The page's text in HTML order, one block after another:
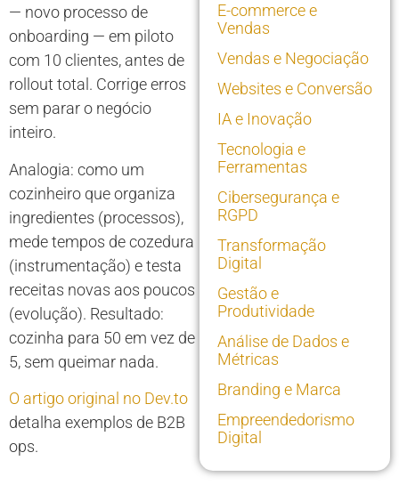
— novo processo de
onboarding — em piloto
com 10 clientes, antes de
rollout total. Corrige erros
sem parar o negócio
inteiro.
Analogia: como um
cozinheiro que organiza
ingredientes (processos),
mede tempos de cozedura
(instrumentação) e testa
receitas novas aos poucos
(evolução). Resultado:
cozinha para 50 em vez de
5, sem queimar nada.
O artigo original no Dev.to
detalha exemplos de B2B
ops.
E-commerce e
Vendas
Vendas e Negociação
Websites e Conversão
IA e Inovação
Tecnologia e
Ferramentas
Cibersegurança e
RGPD
Transformação
Digital
Gestão e
Produtividade
Análise de Dados e
Métricas
Branding e Marca
Empreendedorismo
Digital